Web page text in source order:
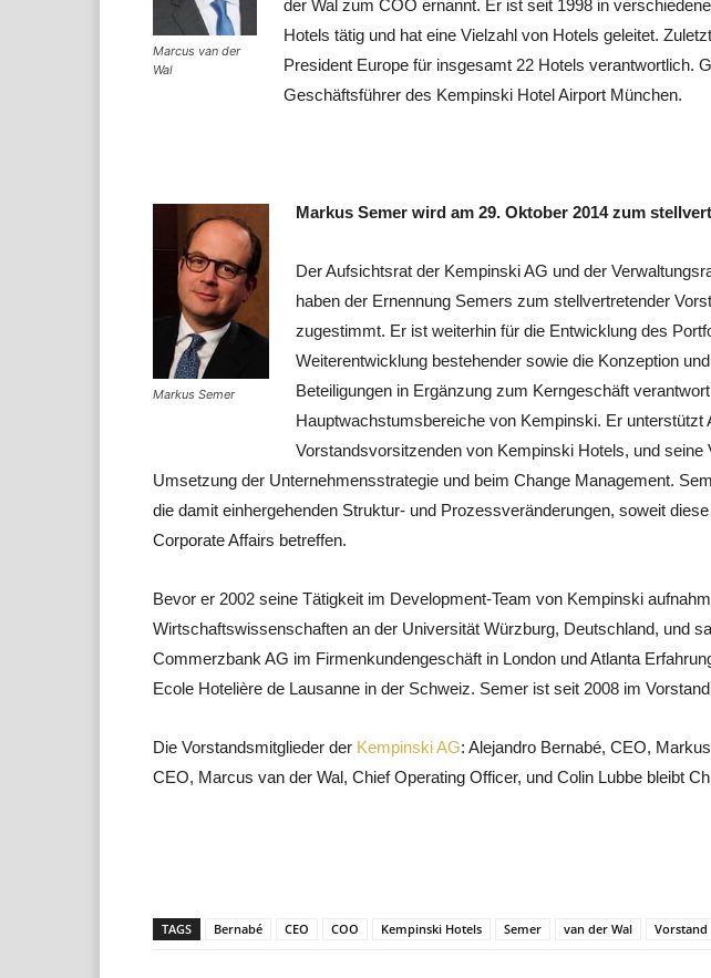
Marcus van der
Wal
der Wal zum COO ernannt. Er ist seit 1998 in
Hotels tätig und hat eine Vielzahl von Hotels geleitet.
President Europe für insgesamt 22 Hotels verantwortlich.
Geschäftsführer des Kempinski Hotel Airport München.
Markus Semer
Markus Semer wird am 29. Oktober 2014 zum
Der Aufsichtsrat der Kempinski AG und der
haben der Ernennung Semers zum stellvertretender
zugestimmt. Er ist weiterhin für die Entwicklung des
Weiterentwicklung bestehender sowie die Konzeption
Beteiligungen in Ergänzung zum Kerngeschäft
Hauptwachstumsbereiche von Kempinski. Er unterstützt
Vorstandsvorsitzenden von Kempinski Hotels, und seine
Umsetzung der Unternehmensstrategie und beim Change Management.
die damit einhergehenden Struktur- und Prozessveränderungen, soweit
Corporate Affairs betreffen.
Bevor er 2002 seine Tätigkeit im Development-Team von Kempinski
Wirtschaftswissenschaften an der Universität Würzburg, Deutschland, und
Commerzbank AG im Firmenkundengeschäft in London und Atlanta
Ecole Hotelière de Lausanne in der Schweiz. Semer ist seit 2008 im
Die Vorstandsmitglieder der Kempinski AG: Alejandro Bernabé, CEO,
CEO, Marcus van der Wal, Chief Operating Officer, und Colin Lubbe bleibt
TAGS Bernabé CEO COO Kempinski Hotels Semer van der Wal Vorstand